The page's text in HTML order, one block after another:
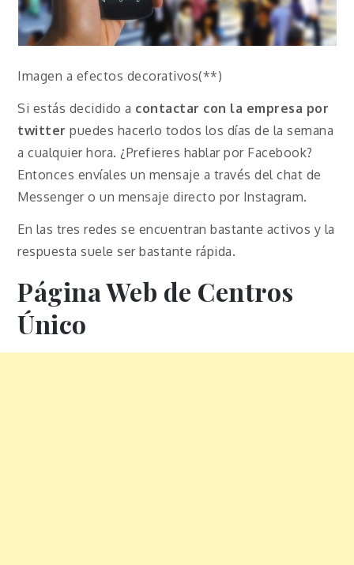
Imagen a efectos decorativos(**)
Si estás decidido a contactar con la empresa por
twitter puedes hacerlo todos los días de la semana
a cualquier hora. ¿Prefieres hablar por Facebook?
Entonces envíales un mensaje a través del chat de
Messenger o un mensaje directo por Instagram.
En las tres redes se encuentran bastante activos y la
respuesta suele ser bastante rápida.
Página Web de Centros
Único